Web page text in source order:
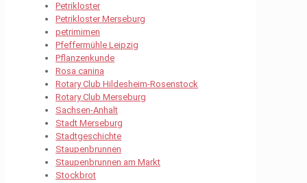
Petrikloster
Petrikloster Merseburg
petrimimen
Pfeffermühle Leipzig
Pflanzenkunde
Rosa canina
Rotary Club Hildesheim-Rosenstock
Rotary Club Merseburg
Sachsen-Anhalt
Stadt Merseburg
Stadtgeschichte
Staupenbrunnen
Staupenbrunnen am Markt
Stockbrot